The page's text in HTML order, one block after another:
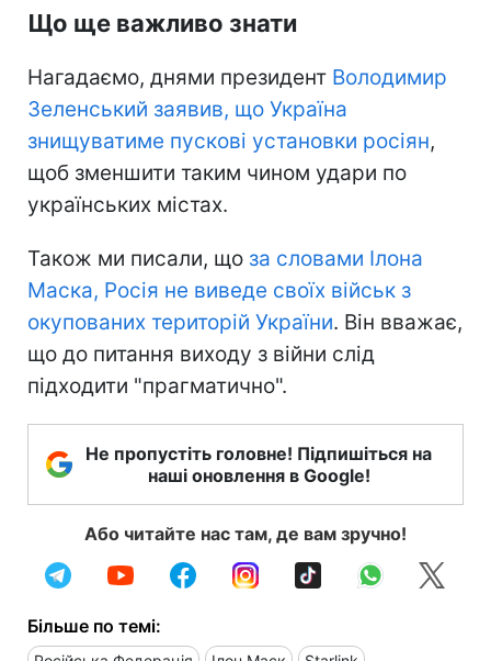
Що ще важливо знати
Нагадаємо, днями президент Володимир
Зеленський заявив, що Україна
знищуватиме пускові установки росіян,
щоб зменшити таким чином удари по
українських містах.
Також ми писали, що за словами Ілона
Маска, Росія не виведе своїх військ з
окупованих територій України. Він вважає,
що до питання виходу з війни слід
підходити "прагматично".
Не пропустіть головне! Підпишіться на
наші оновлення в Google!
Або читайте нас там, де вам зручно!
Більше по темі: